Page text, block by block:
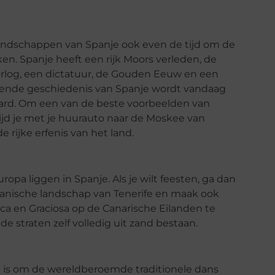
van Spanje ook even de tijd om de
Spanje heeft een rijk Moors verleden, de
een dictatuur, de Gouden Eeuw en een
geschiedenis van Spanje wordt vandaag
Om een van de beste voorbeelden van
je met je huurauto naar de Moskee van
rijke erfenis van het land.
liggen in Spanje. Als je wilt feesten, ga dan
landschap van Tenerife en maak ook
en Graciosa op de Canarische Eilanden te
straten zelf volledig uit zand bestaan.
om de wereldberoemde traditionele dans